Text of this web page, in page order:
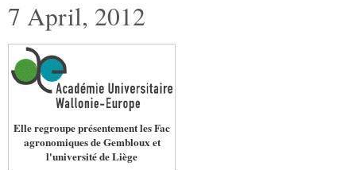
7 April, 2012
Elle regroupe présentement les Fac
agronomiques de Gembloux et
l'université de Liège